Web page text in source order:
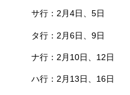
サ行：2月4日、5日
タ行：2月6日、9日
ナ行：2月10日、12日
ハ行：2月13日、16日